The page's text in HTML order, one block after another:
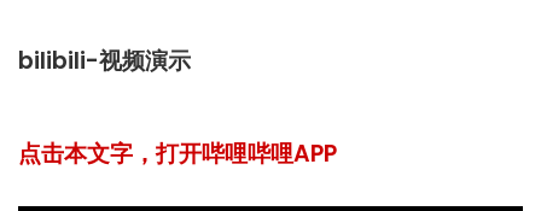
bilibili-视频演示
点击本文字，打开哔哩哔哩APP